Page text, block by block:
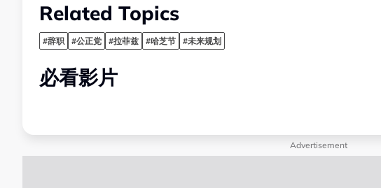
Related Topics
#辞职 #公正党 #拉菲兹 #哈芝节 #未来规划
必看影片
Advertisement